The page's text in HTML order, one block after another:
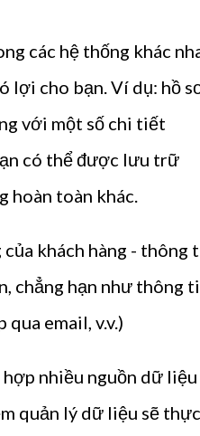
các hệ thống khác
lợi cho bạn. Ví dụ: hồ
với một số chi tiết
có thể được lưu trữ
hoàn toàn khác.
khách hàng - thông
chẳng hạn như thông
email, v.v.)
nhiều nguồn dữ liệu
quản lý dữ liệu sẽ thực